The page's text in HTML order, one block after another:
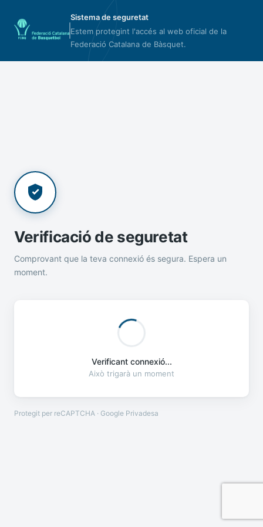
Sistema de seguretat
Estem protegint l'accés al web oficial de la
Federació Catalana de Bàsquet.
Verificació de seguretat
Comprovant que la teva connexió és segura. Espera un
moment.
Verificant connexió...
Això trigarà un moment
Protegit per reCAPTCHA · Google Privadesa